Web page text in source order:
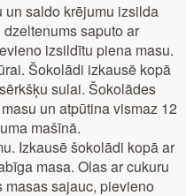
saldo krējumu izsilda
saputo ar
izsildītu piena masu.
Šokolādi izkausē kopā
sulai. Šokolādes
un atpūtina vismaz 12
mašīnā.
Izkausē šokolādi kopā ar
masa. Olas ar cukuru
sajauc, pievieno